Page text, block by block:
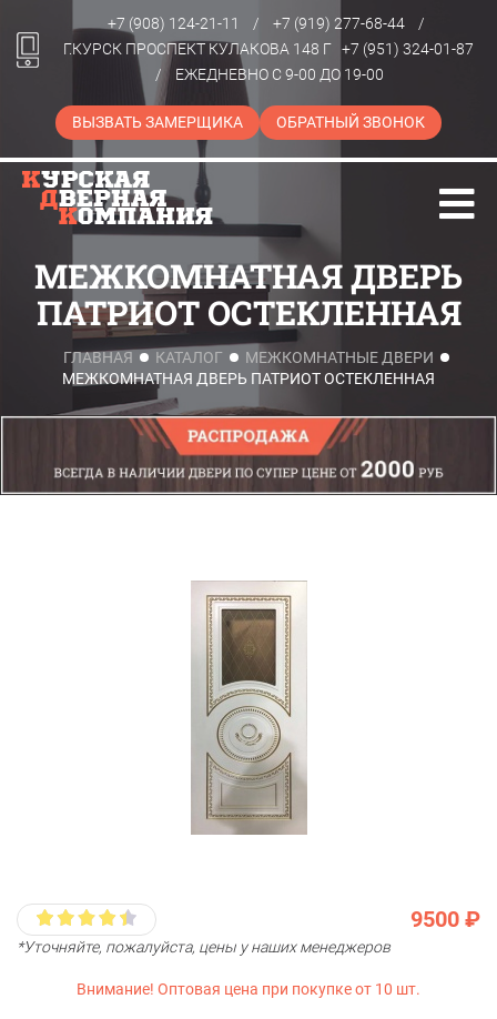
+7 (908) 124-21-11 / +7 (919) 277-68-44
/
Г.КУРСК ПРОСПЕКТ КУЛАКОВА 148 Г +7 (951) 324-01-87
/
ЕЖЕДНЕВНО С 9-00 ДО 19-00
ВЫЗВАТЬ ЗАМЕРЩИКА ОБРАТНЫЙ ЗВОНОК
МЕЖКОМНАТНАЯ ДВЕРЬ
ПАТРИОТ ОСТЕКЛЕННАЯ
ГЛАВНАЯ КАТАЛОГ
МЕЖКОМНАТНЫЕ ДВЕРИ
МЕЖКОМНАТНАЯ ДВЕРЬ ПАТРИОТ ОСТЕКЛЕННАЯ
9500 ₽
*Уточняйте, пожалуйста, цены у наших менеджеров
Внимание! Оптовая цена при покупке от 10 шт.